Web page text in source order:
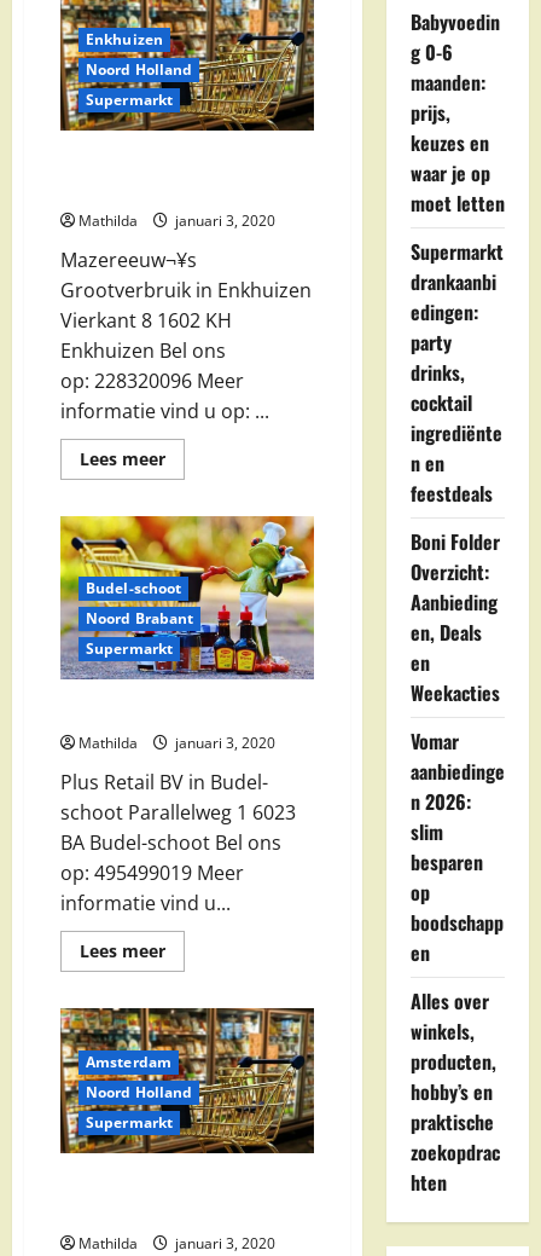
Enkhuizen
Noord Holland
Supermarkt
Mathilda januari 3, 2020
Mazereeuw¬¥s
Grootverbruik in Enkhuizen
Vierkant 8 1602 KH
Enkhuizen Bel ons
op: 228320096 Meer
informatie vind u op: ...
Lees meerLees
meer
Grootverbruik
in
Enkhuizen
Budel-schoot
Noord Brabant
Supermarkt
Mathilda januari 3, 2020
Plus Retail BV in Budel-
schoot Parallelweg 1 6023
BA Budel-schoot Bel ons
op: 495499019 Meer
informatie vind u...
Lees meerLees
meer
Retail
BV
in
Budel-
schoot
Amsterdam
Noord Holland
Supermarkt
Mathilda januari 3, 2020
Babyvoedin
g 0-6
maanden:
prijs,
keuzes en
waar je op
moet letten
Supermarkt
drankaanbi
edingen:
party
drinks,
cocktail
ingrediënte
n en
feestdeals
Boni Folder
Overzicht:
Aanbieding
en, Deals
en
Weekacties
Vomar
aanbiedinge
n 2026:
slim
besparen
op
boodschapp
en
Alles over
winkels,
producten,
hobby’s en
praktische
zoekopdrac
hten